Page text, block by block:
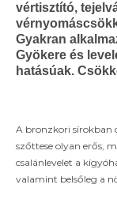
vértisztító,
Gyakran
Gyökere és
hatásúak.
A bronzkori sírokban
szőttese olyan erős,
csalánlevelet a
valamint belsőleg a